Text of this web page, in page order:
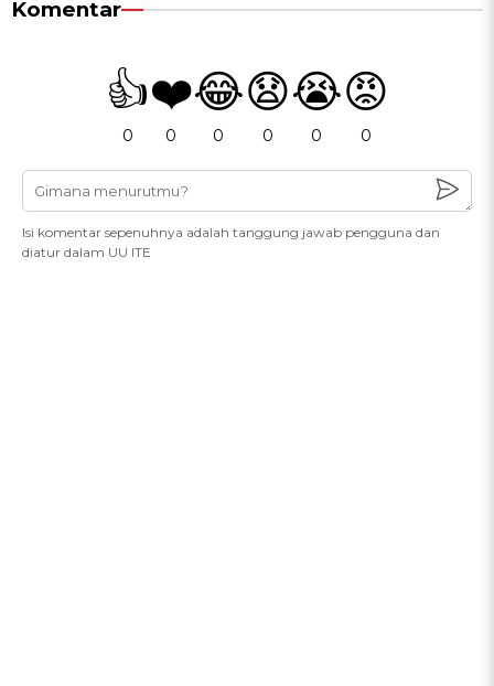
Komentar
👍
0
❤️
0
😂
0
😧
0
😭
0
😡
0
Isi komentar sepenuhnya adalah tanggung jawab pengguna dan
diatur dalam UU ITE